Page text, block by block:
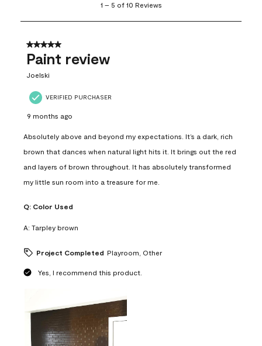
5
10
Reviews
1 – 5 of 10 Reviews
5 out of 5 stars.
Paint review
Joelski
VERIFIED PURCHASER
9 months ago
Absolutely above and beyond my expectations. It’s a dark, rich
brown that dances when natural light hits it. It brings out the red
and layers of brown throughout. It has absolutely transformed
my little sun room into a treasure for me.
Q: Color Used
A: Tarpley brown
Project Completed Playroom, Other
Yes, I recommend this product.